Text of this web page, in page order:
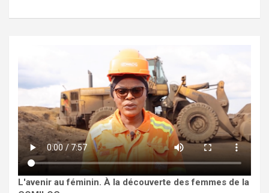
L'avenir au féminin. À la découverte des femmes de la